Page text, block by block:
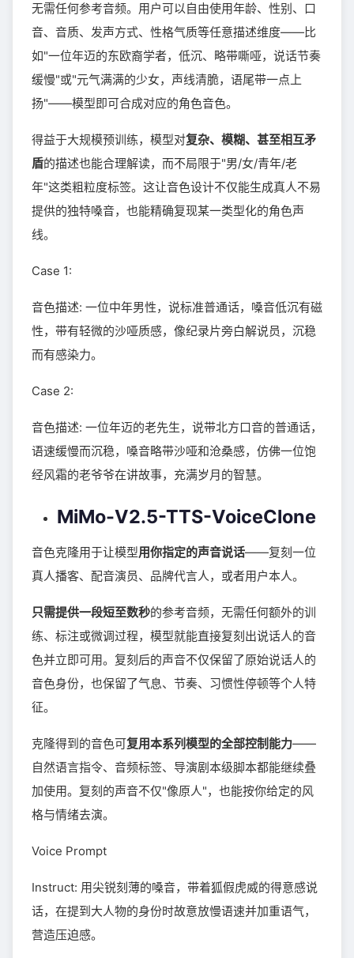
无需任何参考音频。用户可以自由使用年龄、性别、口
音、音质、发声方式、性格气质等任意描述维度——比
如"一位年迈的东欧裔学者，低沉、略带嘶哑，说话节奏
缓慢"或"元气满满的少女，声线清脆，语尾带一点上
扬"——模型即可合成对应的角色音色。
得益于大规模预训练，模型对复杂、模糊、甚至相互矛
盾的描述也能合理解读，而不局限于"男/女/青年/老
年"这类粗粒度标签。这让音色设计不仅能生成真人不易
提供的独特嗓音，也能精确复现某一类型化的角色声
线。
Case 1:
音色描述: 一位中年男性，说标准普通话，嗓音低沉有磁
性，带有轻微的沙哑质感，像纪录片旁白解说员，沉稳
而有感染力。
Case 2:
音色描述: 一位年迈的老先生，说带北方口音的普通话，
语速缓慢而沉稳，嗓音略带沙哑和沧桑感，仿佛一位饱
经风霜的老爷爷在讲故事，充满岁月的智慧。
MiMo-V2.5-TTS-VoiceClone
音色克隆用于让模型用你指定的声音说话——复刻一位
真人播客、配音演员、品牌代言人，或者用户本人。
只需提供一段短至数秒的参考音频，无需任何额外的训
练、标注或微调过程，模型就能直接复刻出说话人的音
色并立即可用。复刻后的声音不仅保留了原始说话人的
音色身份，也保留了气息、节奏、习惯性停顿等个人特
征。
克隆得到的音色可复用本系列模型的全部控制能力——
自然语言指令、音频标签、导演剧本级脚本都能继续叠
加使用。复刻的声音不仅"像原人"，也能按你给定的风
格与情绪去演。
Voice Prompt
Instruct: 用尖锐刻薄的嗓音，带着狐假虎威的得意感说
话，在提到大人物的身份时故意放慢语速并加重语气，
营造压迫感。